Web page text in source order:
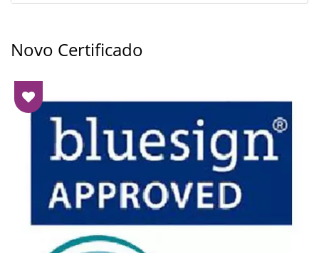
Novo Certificado